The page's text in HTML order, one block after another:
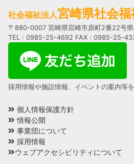
社会福祉法人宮崎県社会福
〒880-0007 宮崎県宮崎市原町2番22号
TEL : 0985-25-4692 FAX : 0985-25-
採用情報や施設情報、イベントの案内等を
個人情報保護方針
情報公開
事業団について
採用情報
ウェブアクセシビリティについて